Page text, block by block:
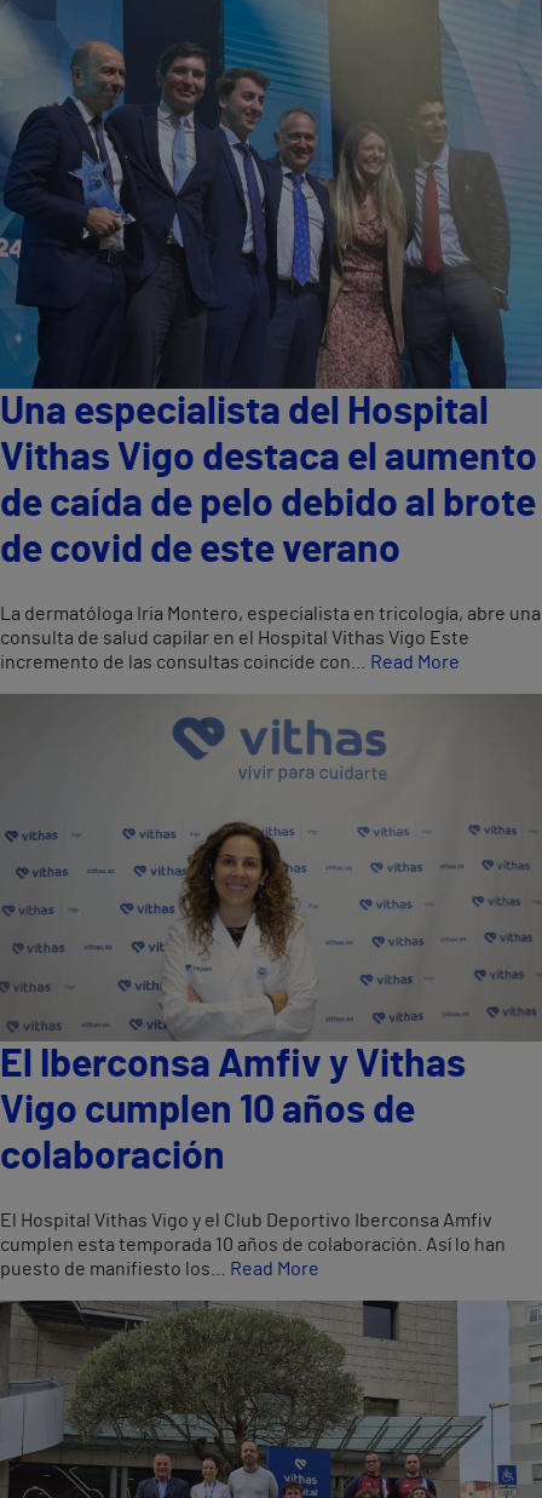
Una especialista del Hospital
Vithas Vigo destaca el aumento
de caída de pelo debido al brote
de covid de este verano
La dermatóloga Iria Montero, especialista en tricología, abre una
consulta de salud capilar en el Hospital Vithas Vigo Este
incremento de las consultas coincide con…
Read More
El Iberconsa Amfiv y Vithas
Vigo cumplen 10 años de
colaboración
El Hospital Vithas Vigo y el Club Deportivo Iberconsa Amfiv
cumplen esta temporada 10 años de colaboración. Así lo han
puesto de manifiesto los… Read More